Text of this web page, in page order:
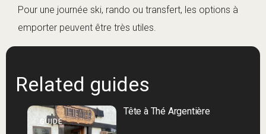
Pour une journée ski, rando ou transfert, les options à
emporter peuvent être très utiles.
Related guides
GUIDE
Tête à Thé Argentière